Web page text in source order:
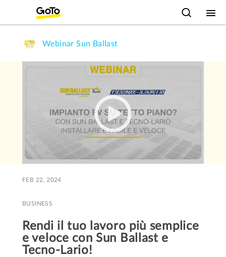
Webinar Sun Ballast
FEB 22, 2024
BUSINESS
Rendi il tuo lavoro più semplice
e veloce con Sun Ballast e
Tecno-Lario!